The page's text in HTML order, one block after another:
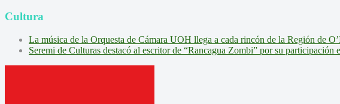
Cultura
La música de la Orquesta de Cámara UOH llega a cada rincón de la Región de
Seremi de Culturas destacó al escritor de “Rancagua Zombi” por su